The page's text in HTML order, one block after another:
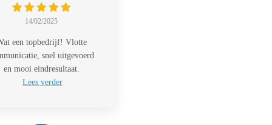
14/02/2025
een topbedrijf! Vlotte
snel uitgevoerd
en mooi eindresultaat.
Lees verder